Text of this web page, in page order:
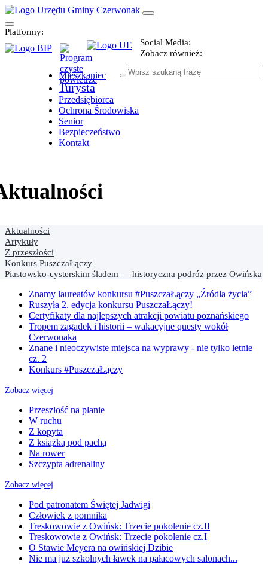
Platformy:
Social Media:
Zobacz również:
Mieszkaniec
Turysta
Przedsiębiorca
Ochrona Środowiska
Senior
Bezpieczeństwo
Kontakt
Aktualności
Artykuły
Z przeszłości
Konkurs PuszczaŁączy
Piastowsko-cysterskim śladem — historyczna podróż przez Owińska
Znamy laureatów konkursu #PuszczaŁączy „Źródła życia”
Ruszyła 2. edycja konkursu PuszczaŁączy!
Certyfikaty dla najlepszych atrakcji powiatu poznańskiego
Tropem zagadek i historii – wakacyjne questy wokół
Czerwonaka
Znane i nieoczywiste miejsca na wyprawy - nie tylko letnie
cz. 2
Konkurs #PuszczaŁączy
Zobacz więcej
Przeszłość na planie
W ruchu
Z kopyta
Z książką pod pachą
Na rower
Szczypta adrenaliny
Zobacz więcej
Pod patronatem Świętej Jadwigi
Człowiek z pomnika
Treskowowie z Owińsk: Trzecie pokolenie cz.II
Treskowowie z Owińsk: Trzecie pokolenie cz.I
O Stawie Meyera na owińskiej Dzibie
Nie ma już szkolnych ławek na pałacowych salonach...